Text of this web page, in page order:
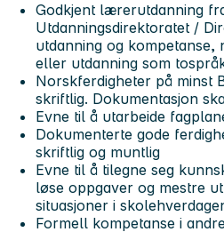
Godkjent lærerutdanning
Utdanningsdirektoratet /
utdanning og
eller utdanning som
Norskferdigheter på minst
skriftlig. Dokumentasjon
Evne til å utarbeide
Dokumenterte gode
skriftlig og muntlig
Evne til å tilegne seg
løse oppgaver og mestre
situasjoner i
Formell kompetanse i